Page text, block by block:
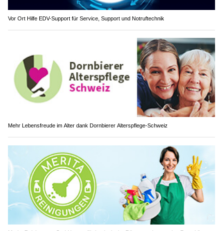
Vor Ort Hilfe EDV-Support für Service, Support und Notruftechnik
Mehr Lebensfreude im Alter dank Dornbierer Alterspflege-Schweiz